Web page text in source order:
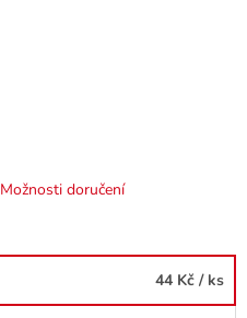
Možnosti doručení
44 Kč / ks